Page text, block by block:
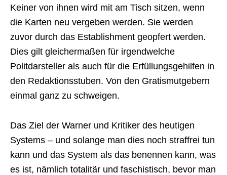
Keiner von ihnen wird mit am Tisch sitzen, wenn
die Karten neu vergeben werden. Sie werden
zuvor durch das Establishment geopfert werden.
Dies gilt gleichermaßen für irgendwelche
Politdarsteller als auch für die Erfüllungsgehilfen in
den Redaktionsstuben. Von den Gratismutgebern
einmal ganz zu schweigen.
Das Ziel der Warner und Kritiker des heutigen
Systems – und solange man dies noch straffrei tun
kann und das System als das benennen kann, was
es ist, nämlich totalitär und faschistisch, bevor man